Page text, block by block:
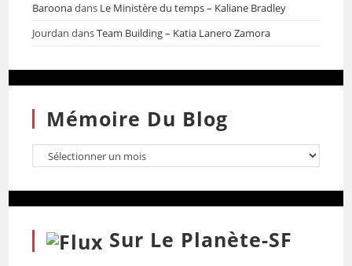
Baroonadans Le Ministère du temps – Kaliane Bradley
Jourdan dansTeam Building – Katia Lanero Zamora
Mémoire Du Blog
Sur Le Planète-SF